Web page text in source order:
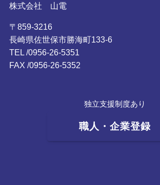
株式会社 山電
〒859-3216
長崎県佐世保市勝海町133-6
TEL /0956-26-5351
FAX /0956-26-5352
独立支援制度あり
職人・企業登録